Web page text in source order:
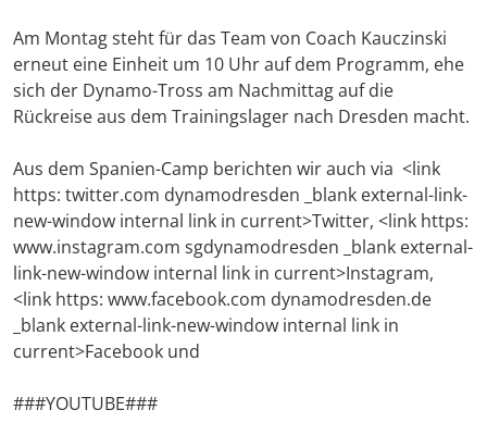
Am Montag steht für das Team von Coach Kauczinski
erneut eine Einheit um 10 Uhr auf dem Programm, ehe
sich der Dynamo-Tross am Nachmittag auf die
Rückreise aus dem Trainingslager nach Dresden macht.
Aus dem Spanien-Camp berichten wir auch via <link
https: twitter.com dynamodresden _blank external-link-
new-window internal link in current>Twitter, <link https:
www.instagram.com sgdynamodresden _blank external-
link-new-window internal link in current>Instagram,
<link https: www.facebook.com dynamodresden.de
_blank external-link-new-window internal link in
current>Facebook und
###YOUTUBE###